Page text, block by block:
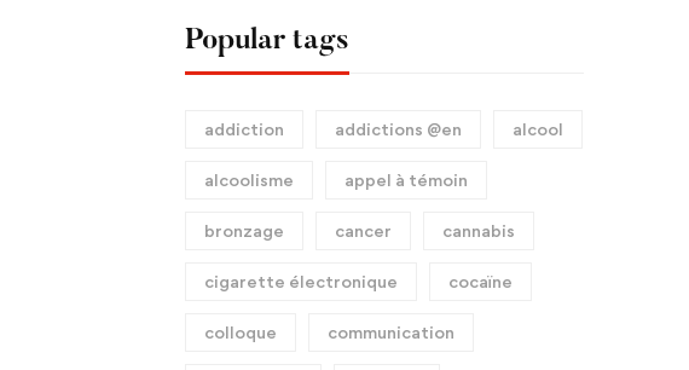
Popular tags
addiction addictions @en alcool
alcoolisme appel à témoin
bronzage cancer cannabis
cigarette électronique cocaïne
colloque communication